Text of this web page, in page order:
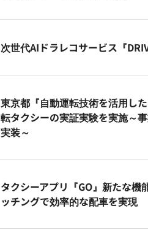
次世代AIドラレコサービス『
東京都『自動運転技術を活用し
転タクシーの実証実験を実施～
実装～
タクシーアプリ『GO』新たな
ッチングで効率的な配車を実現